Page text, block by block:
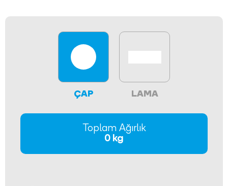
ÇAP LAMA
Toplam Ağırlık
0 kg